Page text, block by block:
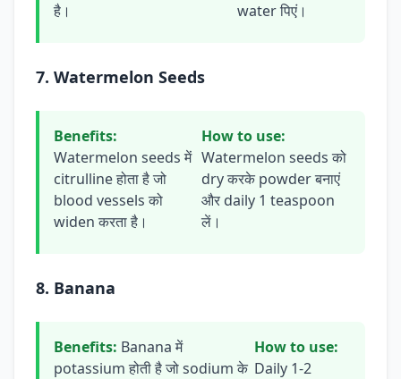
है।
water पिएं।
7. Watermelon Seeds
Benefits:
Watermelon seeds में
citrulline होता है जो
blood vessels को
widen करता है।
How to use:
Watermelon seeds को
dry करके powder बनाएं
और daily 1 teaspoon
लें।
8. Banana
Benefits: Banana में
potassium होती है जो sodium के
How to use:
Daily 1-2